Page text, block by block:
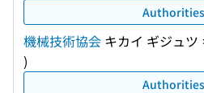
Authorities
機械技術協会 キカイ ギジュツ
)
Authorities